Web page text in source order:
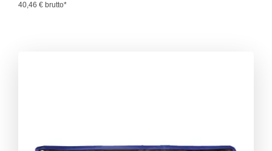
40,46 € brutto*